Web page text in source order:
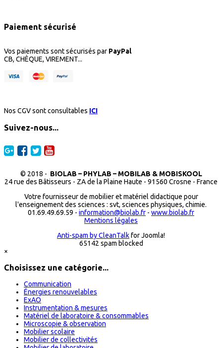
Paiement sécurisé
Vos paiements sont sécurisés par PayPal
CB, CHÈQUE, VIREMENT...
Nos CGV sont consultables ICI
Suivez-nous...
© 2018 - BIOLAB – PHYLAB – MOBILAB & MOBISKOOL
24 rue des Bâtisseurs - ZA de la Plaine Haute - 91560 Crosne - France
Votre fournisseur de mobilier et matériel didactique pour
l'enseignement des sciences : svt, sciences physiques, chimie.
01.69.49.69.59 - information@biolab.fr - www.biolab.fr
Mentions légales
Anti-spam by CleanTalkfor Joomla!
65142 spam blocked
×
Choisissez une catégorie...
Communication
Énergies renouvelables
ExAO
Instrumentation & mesures
Matériel de laboratoire & consommables
Microscopie & observation
Mobilier scolaire
Mobilier de collectivités